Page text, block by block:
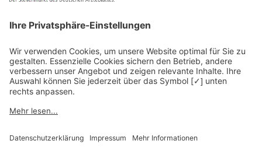
Kontakt
Datenschutz
Newsletter